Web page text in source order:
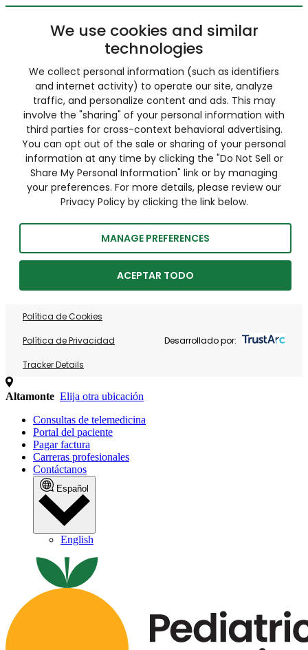
We use cookies and similar
technologies
We collect personal information (such as identifiers
and internet activity) to operate our site, analyze
traffic, and personalize content and ads. This may
involve the "sharing" of your personal information with
third parties for cross-context behavioral advertising.
You can opt out of the sale or sharing of your personal
information at any time by clicking the "Do Not Sell or
Share My Personal Information" link or by managing
your preferences. For more details, please review our
Privacy Policy by clicking the link below.
MANAGE PREFERENCES
ACEPTAR TODO
Política de Cookies
Política de Privacidad
Tracker Details
Desarrollado por:
Altamonte Elija otra ubicación
Consultas de telemedicina
Portal del paciente
Pagar factura
Carreras profesionales
Contáctanos
Español
English